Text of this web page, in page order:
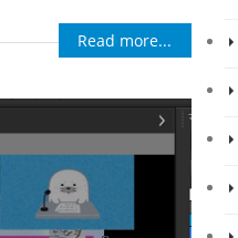
Read more...